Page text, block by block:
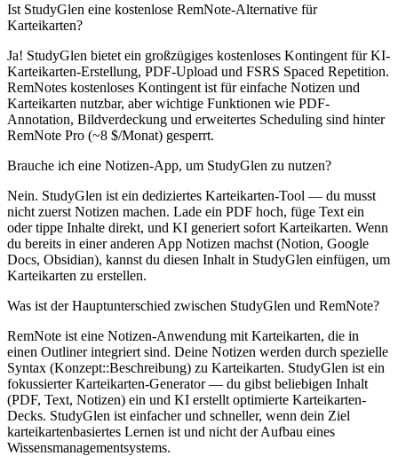
Ist StudyGlen eine kostenlose RemNote-Alternative für
Karteikarten?
Ja! StudyGlen bietet ein großzügiges kostenloses Kontingent für KI-
Karteikarten-Erstellung, PDF-Upload und FSRS Spaced Repetition.
RemNotes kostenloses Kontingent ist für einfache Notizen und
Karteikarten nutzbar, aber wichtige Funktionen wie PDF-
Annotation, Bildverdeckung und erweitertes Scheduling sind hinter
RemNote Pro (~8 $/Monat) gesperrt.
Brauche ich eine Notizen-App, um StudyGlen zu nutzen?
Nein. StudyGlen ist ein dediziertes Karteikarten-Tool — du musst
nicht zuerst Notizen machen. Lade ein PDF hoch, füge Text ein
oder tippe Inhalte direkt, und KI generiert sofort Karteikarten. Wenn
du bereits in einer anderen App Notizen machst (Notion, Google
Docs, Obsidian), kannst du diesen Inhalt in StudyGlen einfügen, um
Karteikarten zu erstellen.
Was ist der Hauptunterschied zwischen StudyGlen und RemNote?
RemNote ist eine Notizen-Anwendung mit Karteikarten, die in
einen Outliner integriert sind. Deine Notizen werden durch spezielle
Syntax (Konzept::Beschreibung) zu Karteikarten. StudyGlen ist ein
fokussierter Karteikarten-Generator — du gibst beliebigen Inhalt
(PDF, Text, Notizen) ein und KI erstellt optimierte Karteikarten-
Decks. StudyGlen ist einfacher und schneller, wenn dein Ziel
karteikartenbasiertes Lernen ist und nicht der Aufbau eines
Wissensmanagementsystems.